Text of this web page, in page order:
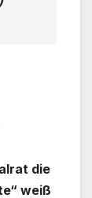
die
weiß